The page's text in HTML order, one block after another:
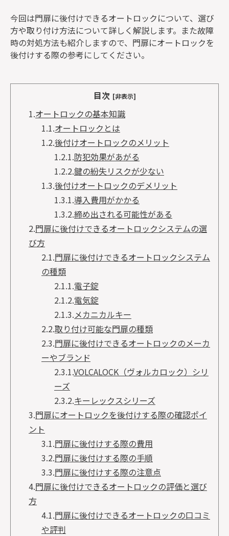
今回は門扉に後付けできるオートロックについて、選び
方や取り付け方法について詳しく解説します。また故障
時の対処方法も紹介しますので、門扉にオートロックを
後付けする際の参考にしてください。
目次 [非表示]
1.オートロックの基本知識
1.1.オートロックとは
1.2.後付けオートロックのメリット
1.2.1.防犯効果があがる
1.2.2.鍵の紛失リスクが少ない
1.3.後付けオートロックのデメリット
1.3.1.導入費用がかかる
1.3.2.締め出される可能性がある
2.門扉に後付けできるオートロックシステムの選
び方
2.1.門扉に後付けできるオートロックシステム
の種類
2.1.1.電子錠
2.1.2.電気錠
2.1.3.メカニカルキー
2.2.取り付け可能な門扉の種類
2.3.門扉に後付けできるオートロックのメーカ
ーやブランド
2.3.1.VOLCALOCK（ヴォルカロック）シリ
ーズ
2.3.2.キーレックスシリーズ
3.門扉にオートロックを後付けする際の確認ポイ
ント
3.1.門扉に後付けする際の費用
3.2.門扉に後付けする際の手順
3.3.門扉に後付けする際の注意点
4.門扉に後付けできるオートロックの評価と選び
方
4.1.門扉に後付けできるオートロックの口コミ
や評判